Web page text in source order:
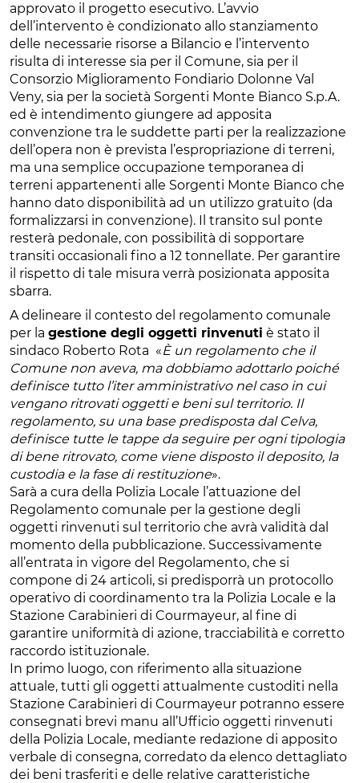
approvato il progetto esecutivo. L’avvio
dell’intervento è condizionato allo stanziamento
delle necessarie risorse a Bilancio e l’intervento
risulta di interesse sia per il Comune, sia per il
Consorzio Miglioramento Fondiario Dolonne Val
Veny, sia per la società Sorgenti Monte Bianco S.p.A.
ed è intendimento giungere ad apposita
convenzione tra le suddette parti per la realizzazione
dell’opera non è prevista l’espropriazione di terreni,
ma una semplice occupazione temporanea di
terreni appartenenti alle Sorgenti Monte Bianco che
hanno dato disponibilità ad un utilizzo gratuito (da
formalizzarsi in convenzione). Il transito sul ponte
resterà pedonale, con possibilità di sopportare
transiti occasionali fino a 12 tonnellate. Per garantire
il rispetto di tale misura verrà posizionata apposita
sbarra.
A delineare il contesto del regolamento comunale
per la gestione degli oggetti rinvenuti è stato il
sindaco Roberto Rota «È un regolamento che il
Comune non aveva, ma dobbiamo adottarlo poiché
definisce tutto l’iter amministrativo nel caso in cui
vengano ritrovati oggetti e beni sul territorio. Il
regolamento, su una base predisposta dal Celva,
definisce tutte le tappe da seguire per ogni tipologia
di bene ritrovato, come viene disposto il deposito, la
custodia e la fase di restituzione».
Sarà a cura della Polizia Locale l’attuazione del
Regolamento comunale per la gestione degli
oggetti rinvenuti sul territorio che avrà validità dal
momento della pubblicazione. Successivamente
all’entrata in vigore del Regolamento, che si
compone di 24 articoli, si predisporrà un protocollo
operativo di coordinamento tra la Polizia Locale e la
Stazione Carabinieri di Courmayeur, al fine di
garantire uniformità di azione, tracciabilità e corretto
raccordo istituzionale.
In primo luogo, con riferimento alla situazione
attuale, tutti gli oggetti attualmente custoditi nella
Stazione Carabinieri di Courmayeur potranno essere
consegnati brevi manu all’Ufficio oggetti rinvenuti
della Polizia Locale, mediante redazione di apposito
verbale di consegna, corredato da elenco dettagliato
dei beni trasferiti e delle relative caratteristiche